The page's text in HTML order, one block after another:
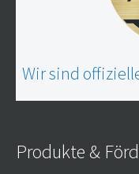
Wir sind
Produkte &